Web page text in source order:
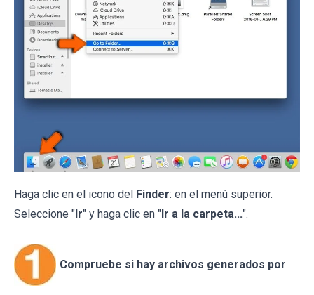
Haga clic en el icono del Finder: en el menú superior.
Seleccione " Ir" y haga clic en " Ir a la carpeta...".
Compruebe si hay archivos generados por